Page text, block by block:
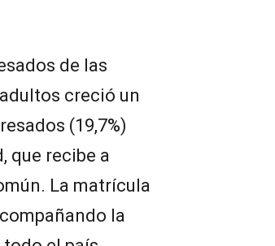
de las
creció un
(19,7%)
que recibe a
La matrícula
la